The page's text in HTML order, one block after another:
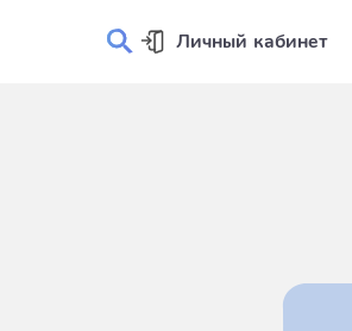
Личный кабинет